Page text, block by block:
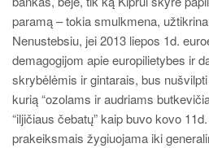
paramą – tokia smulkmena,
Nenustebsiu, jei 2013 liepos 1d.
demagogijom apie europilietybes ir
skrybėlėmis ir gintarais, bus
kurią “ozolams ir audriams
“iljičiaus čebatų” kaip buvo kovo
prakeiksmais žygiuojama iki